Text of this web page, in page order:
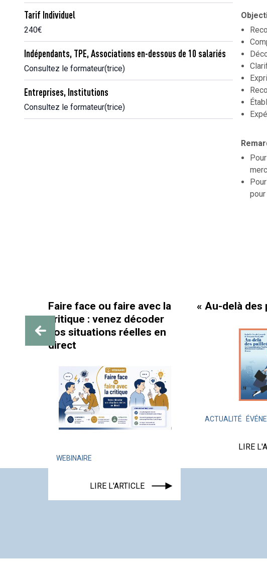
Tarif Individuel
240€
Indépendants, TPE, Associations en-dessous de 10 salariés
Consultez le formateur(trice)
Entreprises, Institutions
Consultez le formateur(trice)
face ou faire avec la
: venez décoder
situations réelles en
LIRE L'ARTICLE
« Au-delà des paillettes »
ACTUALITÉ ÉVÉNEMENT
LIRE L'ARTICLE